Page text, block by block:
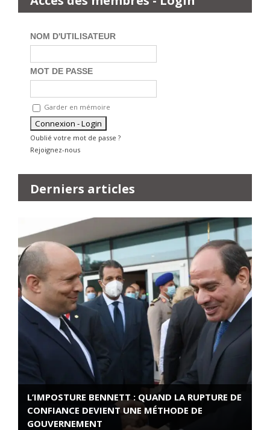
NOM D'UTILISATEUR
MOT DE PASSE
Garder en mémoire
Oublié votre mot de passe ?
Rejoignez-nous
Derniers articles
L’IMPOSTURE BENNETT : QUAND LA RUPTURE DE
CONFIANCE DEVIENT UNE MÉTHODE DE
GOUVERNEMENT